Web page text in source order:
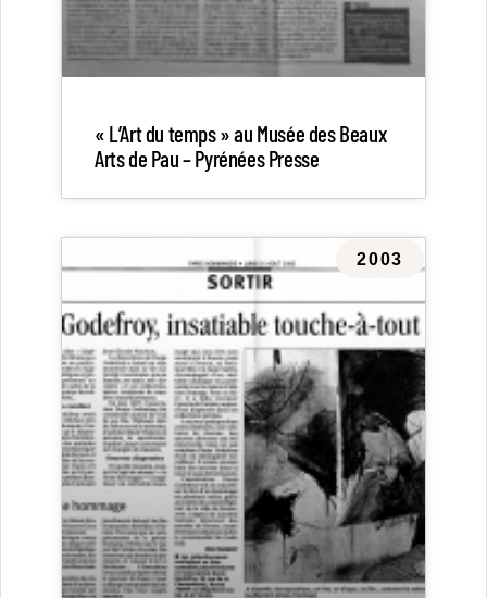
« L’Art du temps » au Musée des Beaux
Arts de Pau – Pyrénées Presse
2003